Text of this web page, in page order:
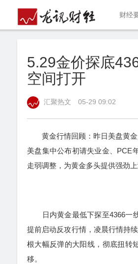
财经
5.29金价探底
空间打开
汇聚热文 05-29 09:02
黄金行情回顾：昨日美盘黄金
美盘集中公布初请失业金、PCE
走弱调整，为黄金多头提供强劲上
日内黄金最低下探至4366一线
提前启动反攻行情，凌晨行情持
根大幅反弹的大阳线，彻底扭转
移。